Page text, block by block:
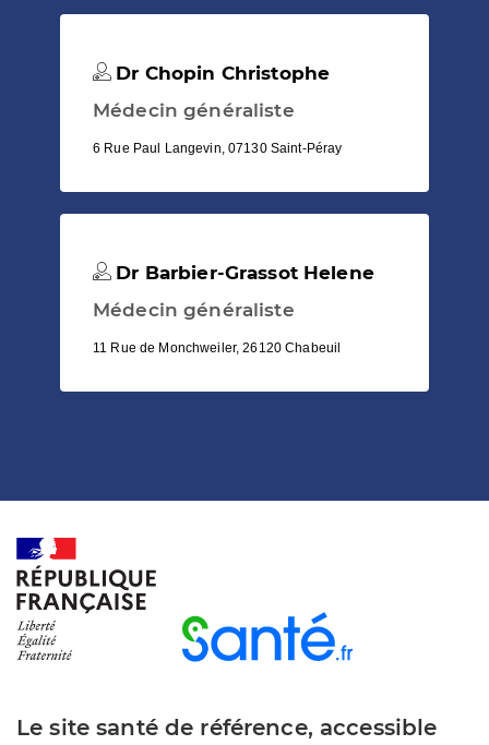
Dr Chopin Christophe
Médecin généraliste
6 Rue Paul Langevin, 07130 Saint-Péray
Dr Barbier-Grassot Helene
Médecin généraliste
11 Rue de Monchweiler, 26120 Chabeuil
Le site santé de référence, accessible